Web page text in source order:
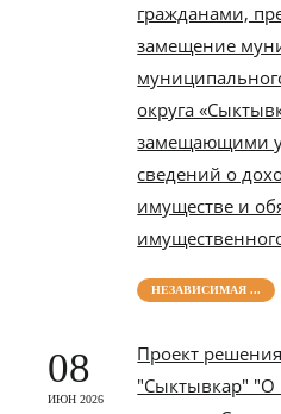
гражданами,
замещение
округа
замещающими
сведений о
имуществе и
НЕЗАВИСИМАЯ ...
08
ИЮН 2026
Проект
"Сыктывкар" "О